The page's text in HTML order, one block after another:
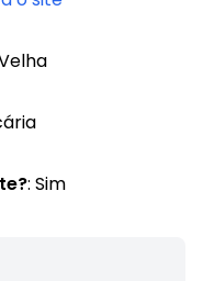
: Sim